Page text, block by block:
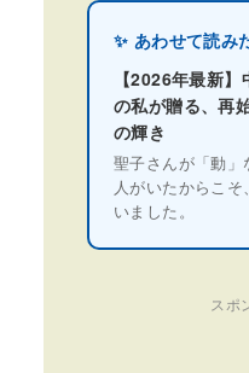
✨ あわせて読み
【2026年最新
の私が贈る、再
の輝き
聖子さんが「動
人がいたからこ
いました。
スポ